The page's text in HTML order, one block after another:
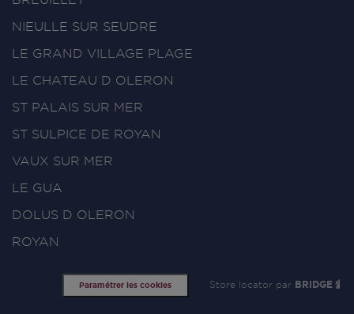
NIEULLE SUR SEUDRE
LE GRAND VILLAGE PLAGE
LE CHATEAU D OLERON
ST PALAIS SUR MER
ST SULPICE DE ROYAN
VAUX SUR MER
LE GUA
DOLUS D OLERON
ROYAN
Paramétrer les cookies Store locator par BRIDGE